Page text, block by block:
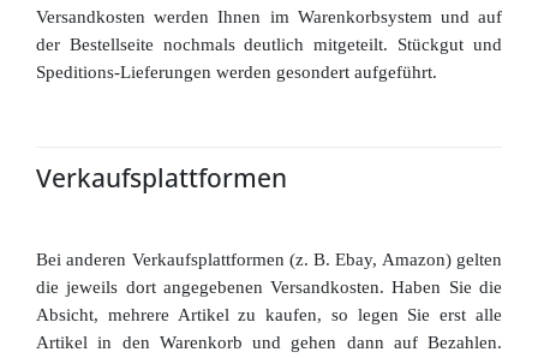
Versandkosten werden Ihnen im Warenkorbsystem und auf
der Bestellseite nochmals deutlich mitgeteilt. Stückgut und
Speditions-Lieferungen werden gesondert aufgeführt.
Verkaufsplattformen
Bei anderen Verkaufsplattformen (z. B. Ebay, Amazon) gelten
die jeweils dort angegebenen Versandkosten.Haben Sie die
Absicht, mehrere Artikel zu kaufen, so legen Sie erst alle
Artikel in den Warenkorb und gehen dann auf Bezahlen.